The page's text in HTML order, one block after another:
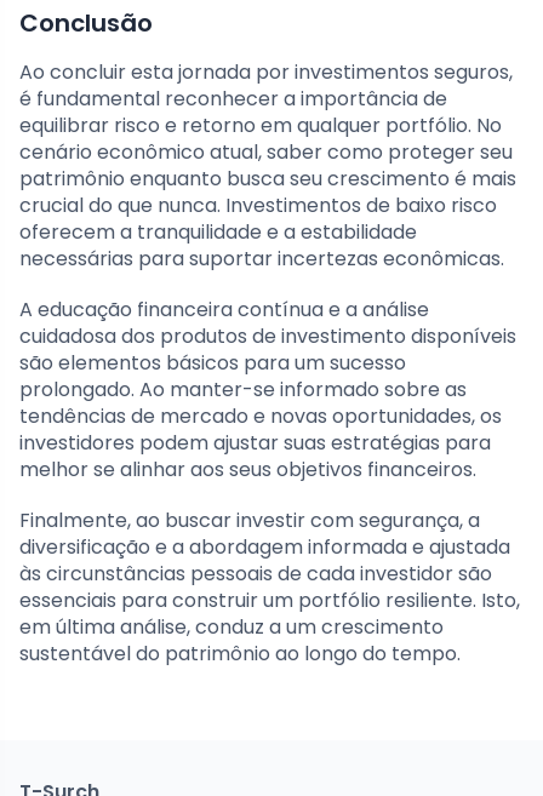
Conclusão
Ao concluir esta jornada por investimentos seguros,
é fundamental reconhecer a importância de
equilibrar risco e retorno em qualquer portfólio. No
cenário econômico atual, saber como proteger seu
patrimônio enquanto busca seu crescimento é mais
crucial do que nunca. Investimentos de baixo risco
oferecem a tranquilidade e a estabilidade
necessárias para suportar incertezas econômicas.
A educação financeira contínua e a análise
cuidadosa dos produtos de investimento disponíveis
são elementos básicos para um sucesso
prolongado. Ao manter-se informado sobre as
tendências de mercado e novas oportunidades, os
investidores podem ajustar suas estratégias para
melhor se alinhar aos seus objetivos financeiros.
Finalmente, ao buscar investir com segurança, a
diversificação e a abordagem informada e ajustada
às circunstâncias pessoais de cada investidor são
essenciais para construir um portfólio resiliente. Isto,
em última análise, conduz a um crescimento
sustentável do patrimônio ao longo do tempo.